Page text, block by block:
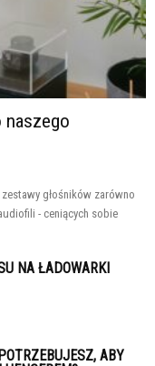
naszego
głośników zarówno
- ceniących sobie
NA ŁADOWARKI
ABY